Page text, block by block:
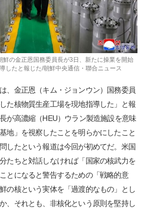
鮮の金正恩国務委員長が3日、新たに操業を開始
したと報じた/朝鮮中央通信・聯合ニュース
、金正恩（キム・ジョンウン）国務委員
た核物質生産工場を現地指導した」と報
が高濃縮（HEU）ウラン製造施設を意味
地」を視察したことを明らかにしたこと
したという報道は今回が初めてだ。米国
たちと対話しなければ「国家の核武力を
とになると警告するための「戦略的意
の核という実体を「過渡的なもの」とし
、それとも、非核化という原則を堅持し